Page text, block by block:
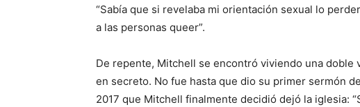
“Sabía que si revelaba mi orientación sexual lo
a las personas queer”.
De repente, Mitchell se encontró viviendo una doble
en secreto. No fue hasta que dio su primer sermón
2017 que Mitchell finalmente decidió dejó la iglesia: